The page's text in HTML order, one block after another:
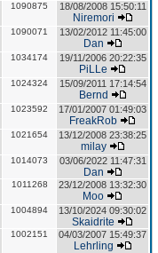
1090875 18/08/2008 15:50:11
Niremori
1090071 13/02/2012 11:45:00
Dan
1034174 19/11/2006 20:22:35
PiLLe
1024324 15/09/2011 17:14:54
Bernd
1023592 17/01/2007 01:49:03
FreakRob
1021654 13/12/2008 23:38:25
milay
1014073 03/06/2022 11:47:31
Dan
1011268 23/12/2008 13:32:30
Moo
1004894 13/10/2024 09:30:02
Skaidrite
1002151 04/03/2007 15:49:37
Lehrling